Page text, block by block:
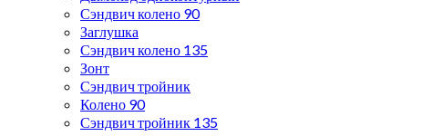
Сэндвич колено 90
Заглушка
Сэндвич колено 135
Зонт
Сэндвич тройник
Колено 90
Сэндвич тройник 135